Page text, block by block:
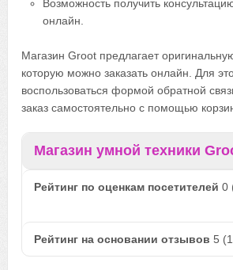
Возможность получить
онлайн.
Магазин Groot предлагает
которую можно заказать онлайн. Для
воспользоваться формой обратной
заказ самостоятельно с помощью
Магазин умной техники
Рейтинг по оценкам посетителей 0
Рейтинг на основании отзывов 5 (1